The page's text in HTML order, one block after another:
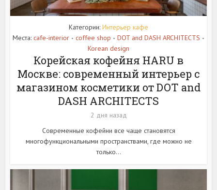
Категории: Интерьер кафе
Места: cafe-interior • coffee shop • DOT and DASH ARCHITECTS •
Korean design
Корейская кофейня HARU в
Москве: современный интерьер с
магазином косметики от DOT and
DASH ARCHITECTS
2 дня назад
Современные кофейни все чаще становятся
многофункциональными пространствами, где можно не
только...